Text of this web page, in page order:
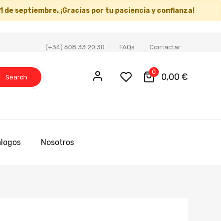
de septiembre. ¡Gracias por tu paciencia y confianza!
(+34) 608 33 20 30 FAQs Contactar
Search
0 0,00 €
Nosotros